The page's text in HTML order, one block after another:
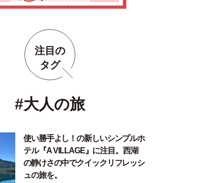
注目の
タグ
#大人の旅
使い勝手よし！の新しいシンプルホ
テル『A VILLAGE』に注目。西湖
の静けさの中でクイックリフレッシ
ュの旅を。